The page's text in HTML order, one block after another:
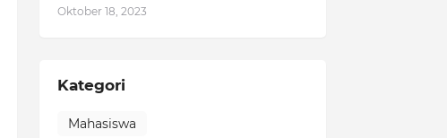
Oktober 18, 2023
Kategori
Mahasiswa